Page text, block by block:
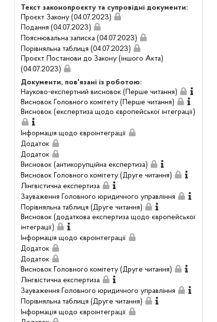
Текст законопроєкту та супровідні документи:
Проєкт Закону (04.07.2023)
Подання (04.07.2023)
Пояснювальна записка (04.07.2023)
Порівняльна таблиця (04.07.2023)
Проєкт Постанови до Закону (іншого Акта)
(04.07.2023)
Документи, пов'язані із роботою:
Науково-експертний висновок (Перше читання)
Висновок Головного комітету (Перше читання)
Висновок (експертиза щодо європейської інтеграції)
Інформація щодо євроінтеграції
Додаток
Додаток
Висновок (антикорупційна експертиза)
Висновок Головного комітету (Друге читання)
Лінгвістична експертиза
Зауваження Головного юридичного управління
Порівняльна таблиця (Друге читання)
Висновок (додаткова експертиза щодо європейської
інтеграції)
Інформація щодо євроінтеграції
Додаток
Додаток
Висновок Головного комітету (Друге читання)
Лінгвістична експертиза
Зауваження Головного юридичного управління
Порівняльна таблиця (Друге читання)
Інформація щодо євроінтеграції